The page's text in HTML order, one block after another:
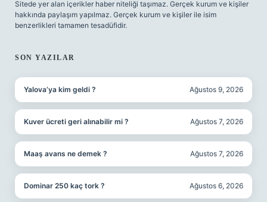
Sitede yer alan içerikler haber niteliği taşımaz. Gerçek kurum ve kişiler
hakkında paylaşım yapılmaz. Gerçek kurum ve kişiler ile isim
benzerlikleri tamamen tesadüfidir.
SON YAZILAR
Yalova’ya kim geldi ? Ağustos 9, 2026
Kuver ücreti geri alınabilir mi ? Ağustos 7, 2026
Maaş avans ne demek ? Ağustos 7, 2026
Dominar 250 kaç tork ? Ağustos 6, 2026